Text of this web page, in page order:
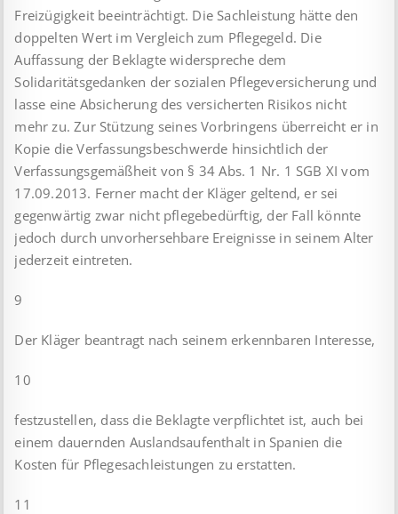
Freizügigkeit beeinträchtigt. Die Sachleistung hätte den
doppelten Wert im Vergleich zum Pflegegeld. Die
Auffassung der Beklagte widerspreche dem
Solidaritätsgedanken der sozialen Pflegeversicherung und
lasse eine Absicherung des versicherten Risikos nicht
mehr zu. Zur Stützung seines Vorbringens überreicht er in
Kopie die Verfassungsbeschwerde hinsichtlich der
Verfassungsgemäßheit von § 34 Abs. 1 Nr. 1 SGB XI vom
17.09.2013. Ferner macht der Kläger geltend, er sei
gegenwärtig zwar nicht pflegebedürftig, der Fall könnte
jedoch durch unvorhersehbare Ereignisse in seinem Alter
jederzeit eintreten.
9
Der Kläger beantragt nach seinem erkennbaren Interesse,
10
festzustellen, dass die Beklagte verpflichtet ist, auch bei
einem dauernden Auslandsaufenthalt in Spanien die
Kosten für Pflegesachleistungen zu erstatten.
11